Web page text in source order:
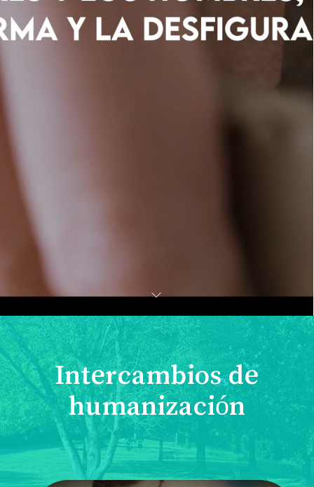
Intercambios de
humanización